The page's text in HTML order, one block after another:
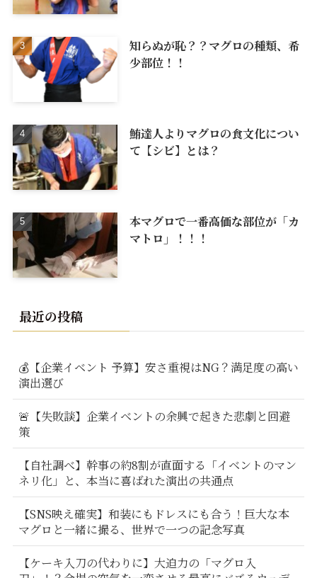
知らぬが恥？？マグロの種類、希
少部位！！
鮪達人よりマグロの食文化につい
て【シビ】とは？
本マグロで一番高価な部位が「カ
マトロ」！！！
最近の投稿
💰【企業イベント 予算】安さ重視はNG？満足度の高い
演出選び
🚨【失敗談】企業イベントの余興で起きた悲劇と回避
策
【自社調べ】幹事の約8割が直面する「イベントのマン
ネリ化」と、本当に喜ばれた演出の共通点
【SNS映え確実】和装にもドレスにも合う！巨大な本
マグロと一緒に撮る、世界で一つの記念写真
【ケーキ入刀の代わりに】大迫力の「マグロ入